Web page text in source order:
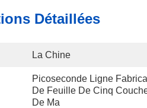
Détaillées
La Chine
Picoseconde Ligne
De Feuille De Cinq
De Ma